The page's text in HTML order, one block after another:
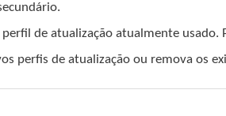
perfil de atualização atualmente usado.
perfis de atualização ou remova os